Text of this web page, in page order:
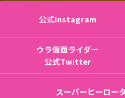
公式Instagram
ウラ仮面ライダー
公式Twitter
スーパーヒーロー